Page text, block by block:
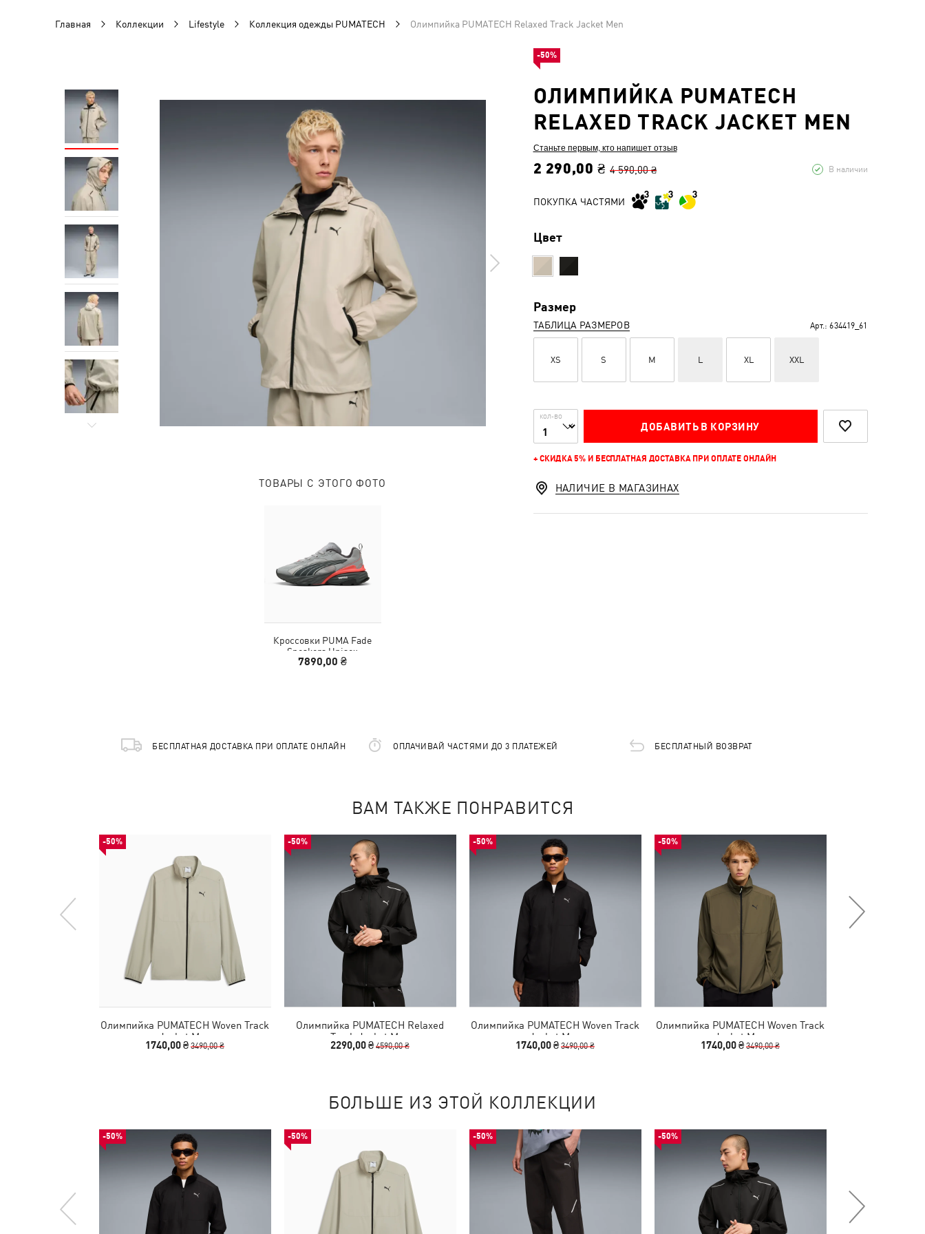
Главная Коллекции Lifestyle Коллекция одежды PUMATECH Олимпийка PUMATECH Relaxed Track Jacket Men
ТОВАРЫ С ЭТОГО ФОТО
Кроссовки PUMA Fade
Sneakers Unisex
7890,00 ₴
ОЛИМПИЙКА PUMATECH
RELAXED TRACK JACKET MEN
Станьте первым, кто напишет отзыв
2 290,00 ₴ 4 590,00 ₴ В наличии
ПОКУПКА ЧАСТЯМИ
Цвет
Размер
ТАБЛИЦА РАЗМЕРОВ Арт.: 634419_61
XS S M L XL XXL
КОЛ-ВО
ДОБАВИТЬ В КОРЗИНУ
+ СКИДКА 5% И БЕСПЛАТНАЯ ДОСТАВКА ПРИ ОПЛАТЕ ОНЛАЙН
-50%
НАЛИЧИЕ В МАГАЗИНАХ
БЕСПЛАТНАЯ ДОСТАВКА ПРИ ОПЛАТЕ ОНЛАЙН ОПЛАЧИВАЙ ЧАСТЯМИ ДО 3 ПЛАТЕЖЕЙ БЕСПЛАТНЫЙ ВОЗВРАТ
ВАМ ТАКЖЕ ПОНРАВИТСЯ
-50%
Олимпийка PUMATECH Woven Track
Jacket Men
1740,00 ₴3490,00 ₴
-50%
Олимпийка PUMATECH Relaxed
Track Jacket Men
2290,00 ₴4590,00 ₴
-50%
Олимпийка PUMATECH Woven Track
Jacket Men
1740,00 ₴3490,00 ₴
-50%
Олимпийка PUMATECH Woven Track
Jacket Men
1740,00 ₴3490,00 ₴
БОЛЬШЕ ИЗ ЭТОЙ КОЛЛЕКЦИИ
-50% -50% -50% -50%